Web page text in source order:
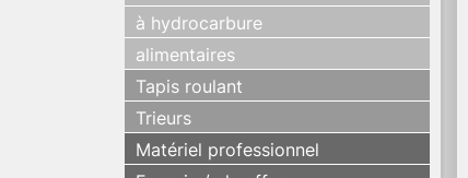
à hydrocarbure
alimentaires
Tapis roulant
Trieurs
Matériel professionnel